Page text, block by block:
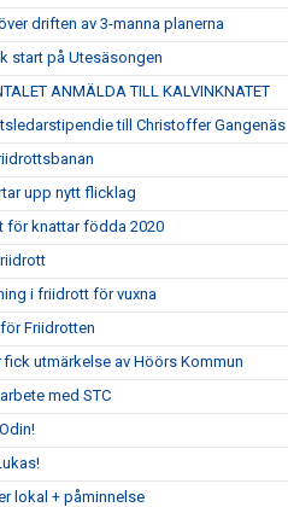
driften av 3-manna planerna
start på Utesäsongen
ANMÄLDA TILL KALVINKNATET
till Christoffer Gangenäs
upp nytt flicklag
för knattar födda 2020
i friidrott för vuxna
Friidrotten
fick utmärkelse av Höörs Kommun
med STC
lokal + påminnelse